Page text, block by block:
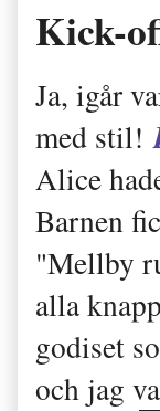
Kick-
Ja, igår
med stil!
Alice
Barnen
"Mellby
alla
godiset
och jag